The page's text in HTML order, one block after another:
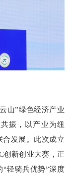
山”绿色经济产业
振，以产业为纽
合发展。此次成立
创新创业大赛，正
“轻骑兵优势”深度